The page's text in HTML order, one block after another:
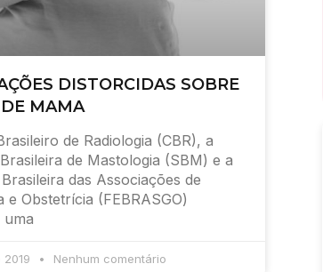
DISTORCIDAS SOBRE
MAMA
de Radiologia (CBR), a
de Mastologia (SBM) e a
das Associações de
e Obstetrícia (FEBRASGO)
uma
Nenhum comentário